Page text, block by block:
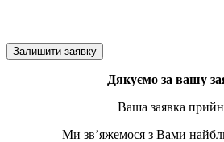
Дякуємо за вашу
Ваша заявка
Ми зв’яжемося з Вами